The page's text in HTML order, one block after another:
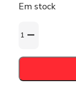
Em stock
de
Barbar
33cl